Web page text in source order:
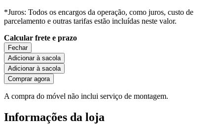
*Juros: Todos os encargos da operação, como juros, custo de
parcelamento e outras tarifas estão incluídas neste valor.
Calcular frete e prazo
Fechar
Adicionar à sacola
Adicionar à sacola
Comprar agora
A compra do móvel não inclui serviço de montagem.
Informações da loja